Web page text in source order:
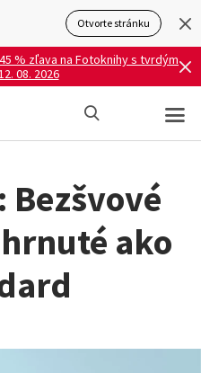
Otvorte stránku
% zľava na Fotoknihy s tvrdým
08. 2026
ako